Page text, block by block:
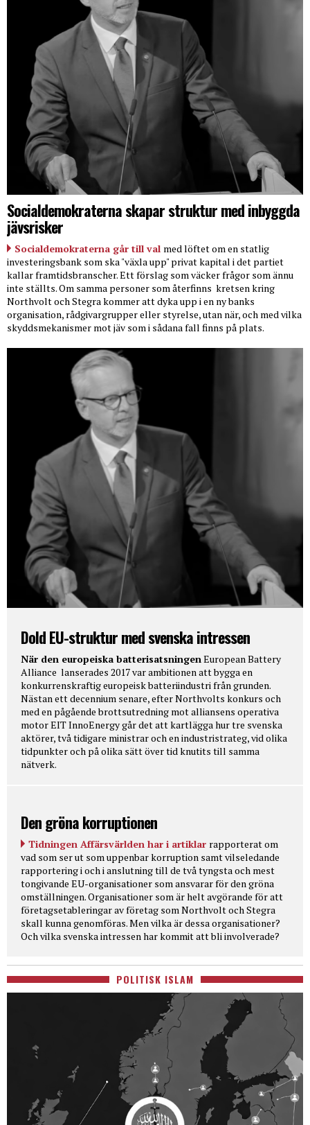
Socialdemokraterna skapar struktur med inbyggda
jävsrisker
Socialdemokraterna går till val med löftet om en statlig
investeringsbank som ska "växla upp" privat kapital i det partiet
kallar framtidsbranscher. Ett förslag som väcker frågor som ännu
inte ställts. Om samma personer som återfinns kretsen kring
Northvolt och Stegra kommer att dyka upp i en ny banks
organisation, rådgivargrupper eller styrelse, utan när, och med vilka
skyddsmekanismer mot jäv som i sådana fall finns på plats.
Dold EU-struktur med svenska intressen
När den europeiska batterisatsningenEuropean Battery
Alliance lanserades 2017 var ambitionen att bygga en
konkurrenskraftig europeisk batteriindustri från grunden.
Nästan ett decennium senare, efter Northvolts konkurs och
med en pågående brottsutredning mot alliansens operativa
motor EIT InnoEnergy går det att kartlägga hur tre svenska
aktörer, två tidigare ministrar och en industristrateg, vid olika
tidpunkter och på olika sätt över tid knutits till samma
nätverk.
Den gröna korruptionen
Tidningen Affärsvärlden har i artiklar rapporterat om
vad som ser ut som uppenbar korruption samt vilseledande
rapportering i och i anslutning till de två tyngsta och mest
tongivande EU-organisationer som ansvarar för den gröna
omställningen. Organisationer som är helt avgörande för att
företagsetableringar av företag som Northvolt och Stegra
skall kunna genomföras. Men vilka är dessa organisationer?
Och vilka svenska intressen har kommit att bli involverade?
POLITISK ISLAM